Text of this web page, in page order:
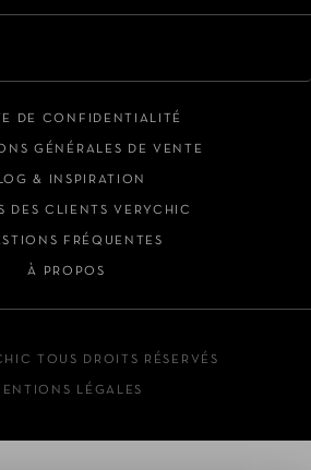
DE CONFIDENTIALITÉ
GÉNÉRALES DE VENTE
& INSPIRATION
DES CLIENTS VERYCHIC
FRÉQUENTES
À PROPOS
TOUS DROITS RÉSERVÉS
LÉGALES